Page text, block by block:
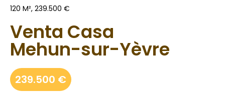
120 M², 239.500 €
Venta Casa
Mehun-sur-Yèvre
239.500 €